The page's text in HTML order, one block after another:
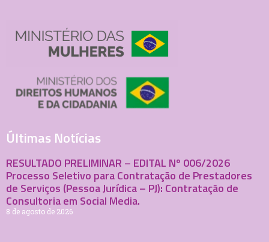
Últimas Notícias
RESULTADO PRELIMINAR – EDITAL Nº 006/2026
Processo Seletivo para Contratação de Prestadores
de Serviços (Pessoa Jurídica – PJ): Contratação de
Consultoria em Social Media.
8 de agosto de 2026